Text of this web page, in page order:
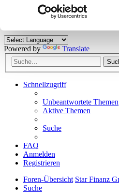
Kunden viele nützliche
Powered by Translate
Schnellzugriff
Unbeantwortete Themen
Aktive Themen
Suche
FAQ
Anmelden
Registrieren
Foren-Übersicht Star Finanz
Suche